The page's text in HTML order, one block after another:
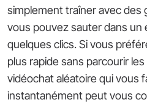
simplement traîner avec des
vous pouvez sauter dans un
quelques clics. Si vous
plus rapide sans parcourir
vidéochat aléatoire qui vous
instantanément peut vous